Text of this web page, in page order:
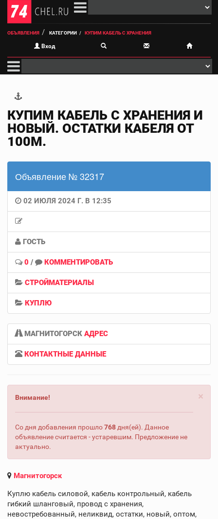
ОБЪЯВЛЕНИЯ КАТЕГОРИИ КУПИМ КАБЕЛЬ С ХРАНЕНИЯ
Вход
КУПИМ КАБЕЛЬ С ХРАНЕНИЯ И
НОВЫЙ. ОСТАТКИ КАБЕЛЯ ОТ
100М.
Объявление № 32317
02 ИЮЛЯ 2024 Г. В 12:35
ГОСТЬ
0 / КОММЕНТИРОВАТЬ
СТРОЙМАТЕРИАЛЫ
КУПЛЮ
МАГНИТОГОРСК АДРЕС
КОНТАКТНЫЕ ДАННЫЕ
×
Внимание!
Со дня добавления прошло768 дня(ей). Данное
объявление считается - устаревшим. Предложение не
актуально.
Магнитогорск
Куплю кабель силовой, кабель контрольный, кабель
гибкий шланговый, провод с хранения,
невостребованный, неликвид, остатки, новый, оптом,